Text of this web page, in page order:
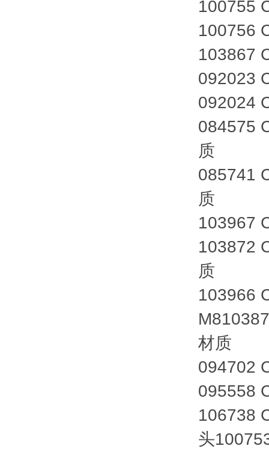
100755
100756
103867
092023
092024
084575
质
085741
质
103967
103872
质
103966
材质
094702
095558
106738
头